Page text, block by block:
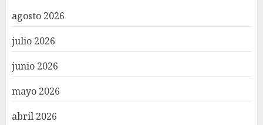
agosto 2026
julio 2026
junio 2026
mayo 2026
abril 2026